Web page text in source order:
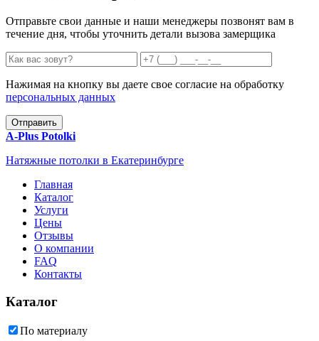
Отправьте свои данные и наши менеджеры позвонят вам в
течение дня, чтобы уточнить детали вызова замерщика
Нажимая на кнопку вы даете свое согласие на обработку
персональных данных
Отправить
A-Plus Potolki
Натяжные потолки в Екатеринбурге
Главная
Каталог
Услуги
Цены
Отзывы
О компании
FAQ
Контакты
Каталог
По материалу